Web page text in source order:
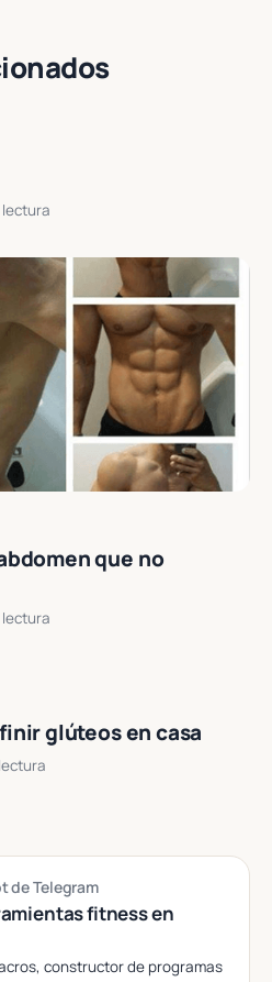
lectura
que no
lectura
glúteos en casa
de Telegram
fitness en
constructor de programas